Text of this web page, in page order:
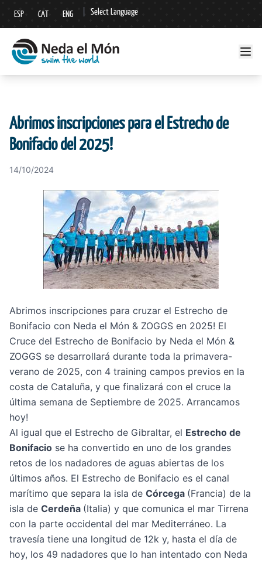
ESP CAT ENG Select Language
▼
Abrimos inscripciones para el Estrecho de
Bonifacio del 2025!
14/10/2024
Abrimos inscripciones para cruzar el Estrecho de
Bonifacio con Neda el Món & ZOGGS en 2025! El
Cruce del Estrecho de Bonifacio by Neda el Món &
ZOGGS se desarrollará durante toda la primavera-
verano de 2025, con 4 training campos previos en la
costa de Cataluña, y que finalizará con el cruce la
última semana de Septiembre de 2025. Arrancamos
hoy!
Al igual que el Estrecho de Gibraltar, el Estrecho de
Bonifacio se ha convertido en uno de los grandes
retos de los nadadores de aguas abiertas de los
últimos años. El Estrecho de Bonifacio es el canal
marítimo que separa la isla de Córcega (Francia) de la
isla de Cerdeña (Italia) y que comunica el mar Tirrena
con la parte occidental del mar Mediterráneo. La
travesía tiene una longitud de 12k y, hasta el día de
hoy, los 49 nadadores que lo han intentado con Neda